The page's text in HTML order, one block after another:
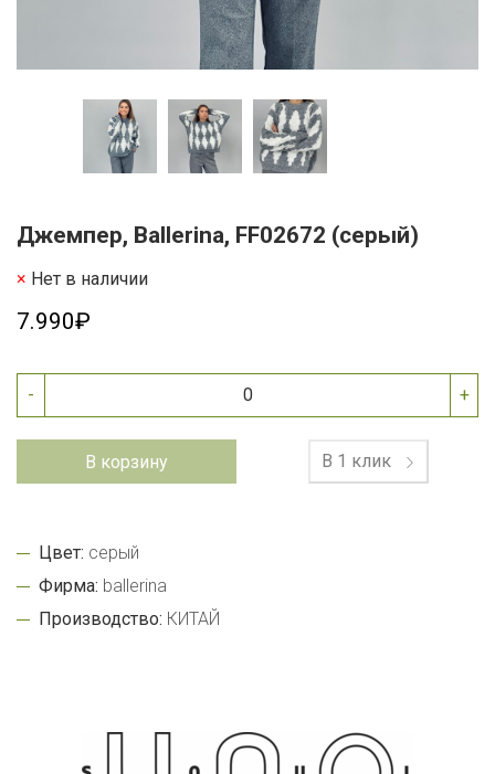
Джемпер, Ballerina, FF02672 (серый)
Нет в наличии
7.990₽
- +
В корзину В 1 клик
Цвет: серый
Фирма: ballerina
Производство: КИТАЙ